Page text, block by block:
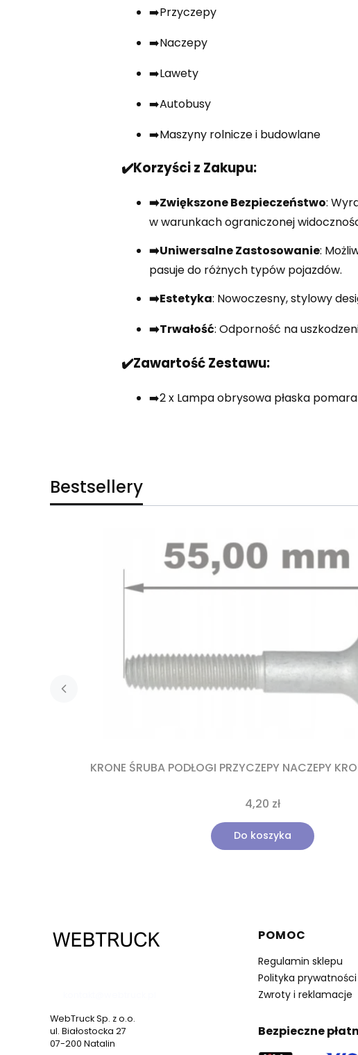
➡️Przyczepy
➡️Naczepy
➡️Lawety
➡️Autobusy
➡️Maszyny rolnicze i budowlane
✔️Korzyści z Zakupu:
➡️Zwiększone Bezpieczeństwo:
w warunkach ograniczonej
➡️Uniwersalne Zastosowanie:
pasuje do różnych typów pojazdów.
➡️Estetyka: Nowoczesny, stylowy
➡️Trwałość: Odporność na
✔️Zawartość Zestawu:
➡️2 x Lampa obrysowa płaska
Bestsellery
KRONE ŚRUBA PODŁOGI PRZYCZEPY NACZEPY
4,20 zł
Do koszyka
WebTruck Sp. z o.o.
ul. Białostocka 27
07-200 Natalin
Linki w
POMOC
Regulamin sklepu
Polityka prywatności
Zwroty i reklamacje
Bezpieczne